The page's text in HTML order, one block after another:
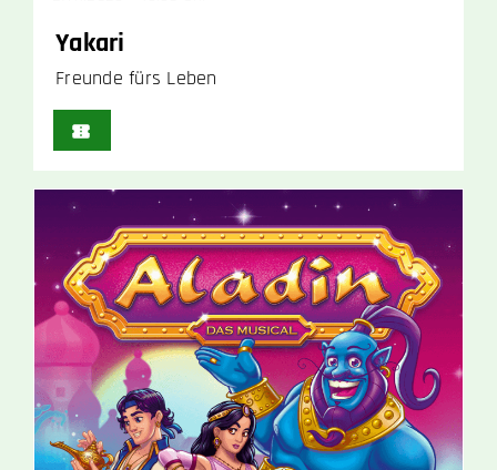
Yakari
Freunde fürs Leben